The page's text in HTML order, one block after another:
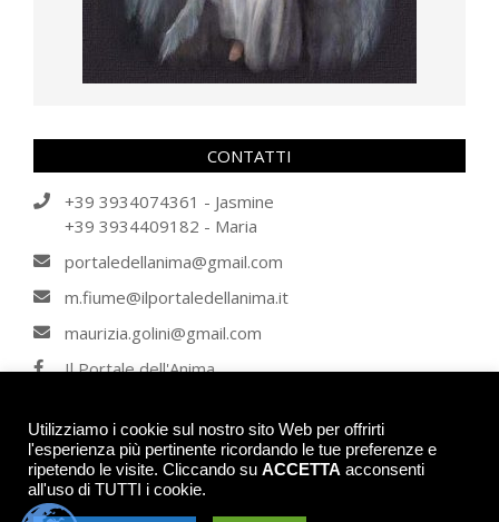
CONTATTI
+39 3934074361 - Jasmine
+39 3934409182 - Maria
portaledellanima@gmail.com
m.fiume@ilportaledellanima.it
maurizia.golini@gmail.com
Il Portale dell'Anima
© 2026 - IL PORTALE DELL'ANIMA - Tutti i diritti riservati. Tutti gli articoli, se
non contrariamente indicato, sono di proprietà intellettuale degli autori de Il
Portale dell'Anima e non possono essere utilizzati senza il consenso. Per
Utilizziamo i cookie sul nostro sito Web per offrirti
l'esperienza più pertinente ricordando le tue preferenze e
ripetendo le visite. Cliccando su ACCETTA acconsenti
all'uso di TUTTI i cookie.